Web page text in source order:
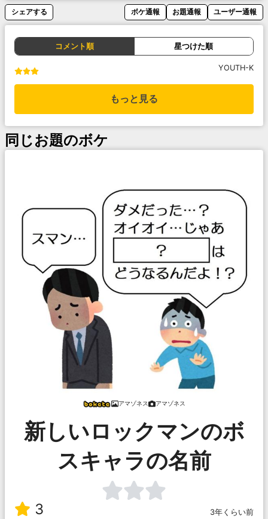
シェアする ボケ通報 お題通報 ユーザー通報
コメント順 星つけた順
YOUTH-K
もっと見る
同じお題のボケ
アマゾネス アマゾネス
新しいロックマンのボ
スキャラの名前
3 3年くらい前